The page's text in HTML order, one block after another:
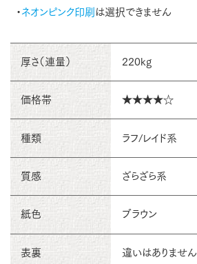
・ ネオンピンク印刷 は選択できません
厚さ（連量） 220kg
価格帯 ★★★★☆
種類 ラフ/レイド系
質感 ざらざら系
紙色 ブラウン
表裏 違いはありません